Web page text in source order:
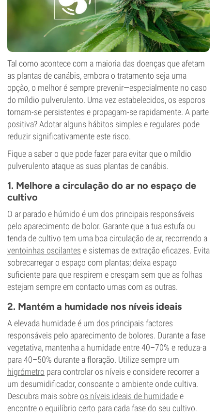
Tal como acontece com a maioria das doenças que afetam
as plantas de canábis, embora o tratamento seja uma
opção, o melhor é sempre prevenir—especialmente no caso
do míldio pulverulento. Uma vez estabelecidos, os esporos
tornam-se persistentes e propagam-se rapidamente. A parte
positiva? Adotar alguns hábitos simples e regulares pode
reduzir significativamente este risco.
Fique a saber o que pode fazer para evitar que o míldio
pulverulento ataque as suas plantas de canábis.
1. Melhore a circulação do ar no espaço de
cultivo
O ar parado e húmido é um dos principais responsáveis
pelo aparecimento de bolor. Garante que a tua estufa ou
tenda de cultivo tem uma boa circulação de ar, recorrendo a
ventoinhas oscilantes e sistemas de extração eficazes. Evita
sobrecarregar o espaço com plantas; deixa espaço
suficiente para que respirem e cresçam sem que as folhas
estejam sempre em contacto umas com as outras.
2. Mantém a humidade nos níveis ideais
A elevada humidade é um dos principais factores
responsáveis pelo aparecimento de bolores. Durante a fase
vegetativa, mantenha a humidade entre 40–70% e reduza-a
para 40–50% durante a floração. Utilize sempre um
higrómetro para controlar os níveis e considere recorrer a
um desumidificador, consoante o ambiente onde cultiva.
Descubra mais sobre os níveis ideais de humidadee
encontre o equilíbrio certo para cada fase do seu cultivo.